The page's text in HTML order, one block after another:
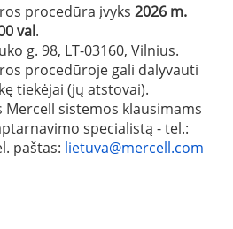
procedūra įvyks 2026 m.
val.
g. 98, LT-03160, Vilnius.
procedūroje gali dalyvauti
tiekėjai (jų atstovai).
Mercell sistemos klausimams
specialistą - tel.:
paštas: lietuva@mercell.com